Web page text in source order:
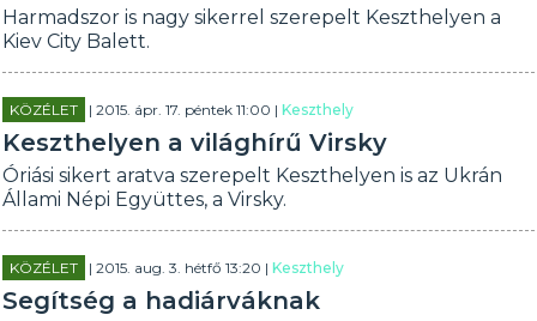
Harmadszor is nagy sikerrel szerepelt Keszthelyen a
Kiev City Balett.
KÖZÉLET | 2015. ápr. 17. péntek 11:00 |Keszthely
Keszthelyen a világhírű Virsky
Óriási sikert aratva szerepelt Keszthelyen is az Ukrán
Állami Népi Együttes, a Virsky.
KÖZÉLET | 2015. aug. 3. hétfő 13:20 |Keszthely
Segítség a hadiárváknak